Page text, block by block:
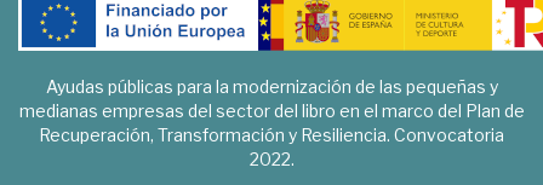
Ayudas públicas para la modernización de las pequeñas y
medianas empresas del sector del libro en el marco del Plan de
Recuperación, Transformación y Resiliencia. Convocatoria
2022.